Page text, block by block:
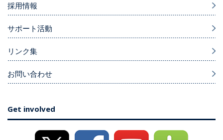
採用情報
サポート活動
リンク集
お問い合わせ
Get involved